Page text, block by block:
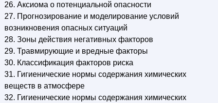
26. Аксиома о потенциальной опасности
27. Прогнозирование и моделирование условий
возникновения опасных ситуаций
28. Зоны действия негативных факторов
29. Травмирующие и вредные факторы
30. Классификация факторов риска
31. Гигиенические нормы содержания химических
веществ в атмосфере
32. Гигиенические нормы содержания химических